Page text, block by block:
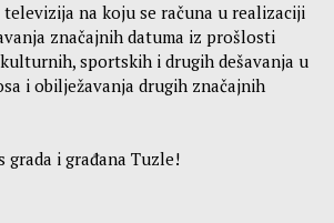
na koju se računa u realizaciji
značajnih datuma iz prošlosti
sportskih i drugih dešavanja u
i obilježavanja drugih značajnih
grada i građana Tuzle!